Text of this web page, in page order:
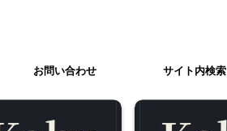
お問い合わせ サイト内検索